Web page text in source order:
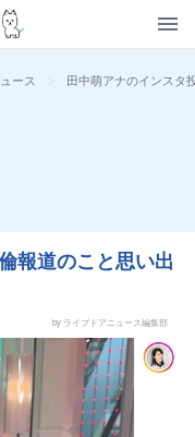
ース > 田中萌アナのインスタ
報道のこと思い出
by ライブドアニュース編集部